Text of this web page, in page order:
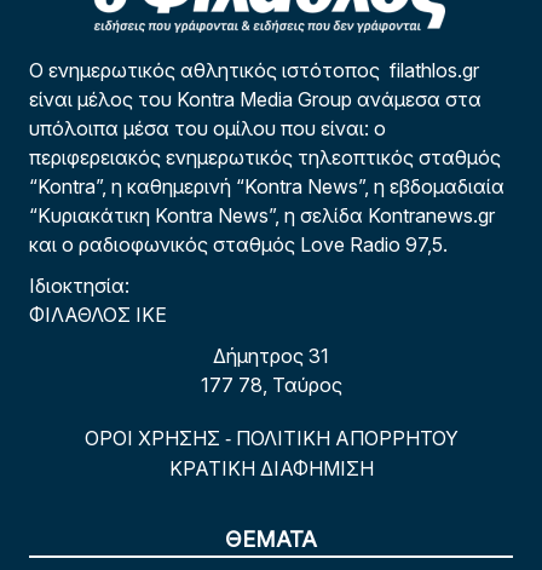
Ο ενημερωτικός αθλητικός ιστότοπος filathlos.gr
είναι μέλος του Kontra Media Group ανάμεσα στα
υπόλοιπα μέσα του ομίλου που είναι: ο
περιφερειακός ενημερωτικός τηλεοπτικός σταθμός
“Kontra”, η καθημερινή “Kontra News”, η εβδομαδιαία
“Κυριακάτικη Kontra News”, η σελίδα Kontranews.gr
και ο ραδιοφωνικός σταθμός Love Radio 97,5.
Ιδιοκτησία:
ΦΙΛΑΘΛΟΣ ΙΚΕ
Δήμητρος 31
177 78, Ταύρος
ΟΡΟΙ ΧΡΗΣΗΣ - ΠΟΛΙΤΙΚΗ ΑΠΟΡΡΗΤΟΥ
ΚΡΑΤΙΚΗ ΔΙΑΦΗΜΙΣΗ
ΘΕΜΑΤΑ